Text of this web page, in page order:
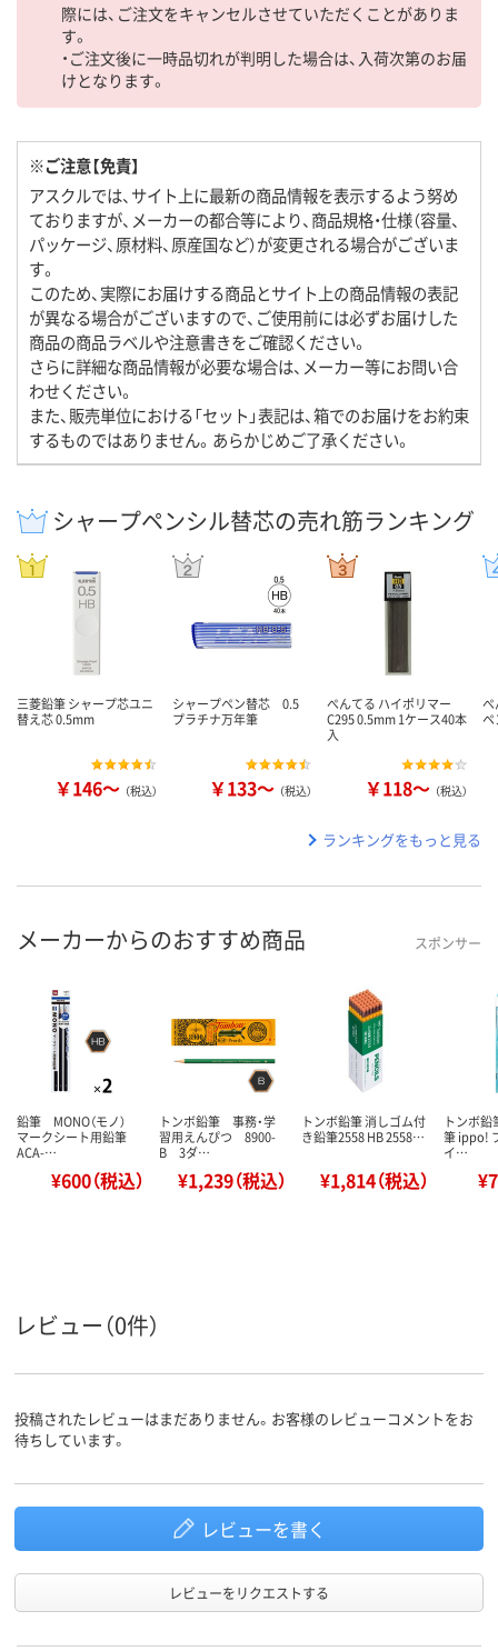
際には、ご注文をキャンセルさせていただくことがありま
す。
・ご注文後に一時品切れが判明した場合は、入荷次第のお届
けとなります。
※ご注意【免責】
アスクルでは、サイト上に最新の商品情報を表示するよう努め
ておりますが、メーカーの都合等により、商品規格・仕様（容量、
パッケージ、原材料、原産国など）が変更される場合がございま
す。
このため、実際にお届けする商品とサイト上の商品情報の表記
が異なる場合がございますので、ご使用前には必ずお届けした
商品の商品ラベルや注意書きをご確認ください。
さらに詳細な商品情報が必要な場合は、メーカー等にお問い合
わせください。
また、販売単位における「セット」表記は、箱でのお届けをお約束
するものではありません。あらかじめご了承ください。
シャープペンシル替芯の売れ筋ランキング
三菱鉛筆 シャープ芯ユニ
替え芯 0.5mm
￥146～ （税込）
シャープペン替芯 0.5
プラチナ万年筆
￥133～ （税込）
ぺんてる ハイポリマー
C295 0.5mm 1ケース40本
入
￥118～ （税込）
ぺ
ペ
ランキングをもっと見る
メーカーからのおすすめ商品 スポンサー
鉛筆 MONO（モノ）
マークシート用鉛筆
ACA-…
¥600（税込）
トンボ鉛筆 事務・学
習用えんぴつ 8900-
B 3ダ…
¥1,239（税込）
トンボ鉛筆 消しゴム付
き鉛筆2558 HB 2558…
¥1,814（税込）
トンボ鉛
筆 ippo!
イ…
レビュー（0件）
投稿されたレビューはまだありません。お客様のレビューコメントをお
待ちしています。
レビューを書く
レビューをリクエストする